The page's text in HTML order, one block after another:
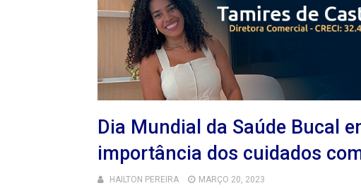
Dia Mundial da Saúde Bucal
importância dos cuidados
HAILTON PEREIRA MARÇO 20, 2023